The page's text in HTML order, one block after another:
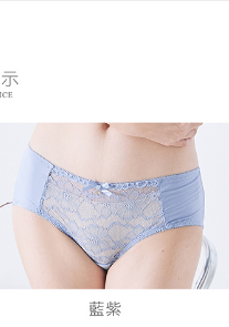
訊中的連結，可透過四大超商／
，但若您需要取消訂單，請聯絡
仍視為有效，需透過AFTEE先享
之結帳頁面顯示為準，若有關於
疑問，請聯繫「AFTEE先享後付
support/home
AFTEE先享後付」服務完成之交
，並將交易相關給付款項請求債